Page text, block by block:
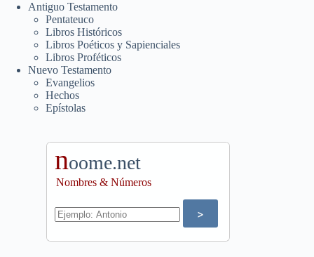
Antiguo Testamento
Pentateuco
Libros Históricos
Libros Poéticos y Sapienciales
Libros Proféticos
Nuevo Testamento
Evangelios
Hechos
Epístolas
noome.net
Nombres & Números